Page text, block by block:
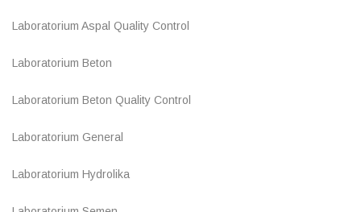
Laboratorium Aspal Quality Control
Laboratorium Beton
Laboratorium Beton Quality Control
Laboratorium General
Laboratorium Hydrolika